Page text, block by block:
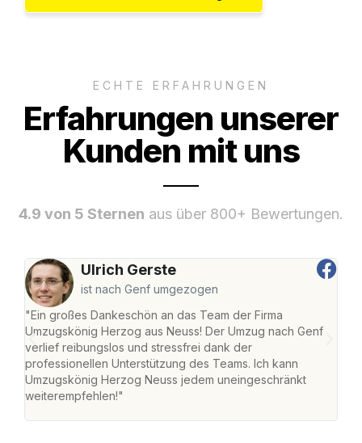
ECHTE ERFAHRUNGEN
Erfahrungen unserer
Kunden mit uns
4.9 von 5 Sternen aus über 800+ Bewertungen.
Ulrich Gerste
ist nach Genf umgezogen
"Ein großes Dankeschön an das Team der Firma
Umzugskönig Herzog aus Neuss! Der Umzug nach Genf
verlief reibungslos und stressfrei dank der
professionellen Unterstützung des Teams. Ich kann
Umzugskönig Herzog Neuss jedem uneingeschränkt
weiterempfehlen!"